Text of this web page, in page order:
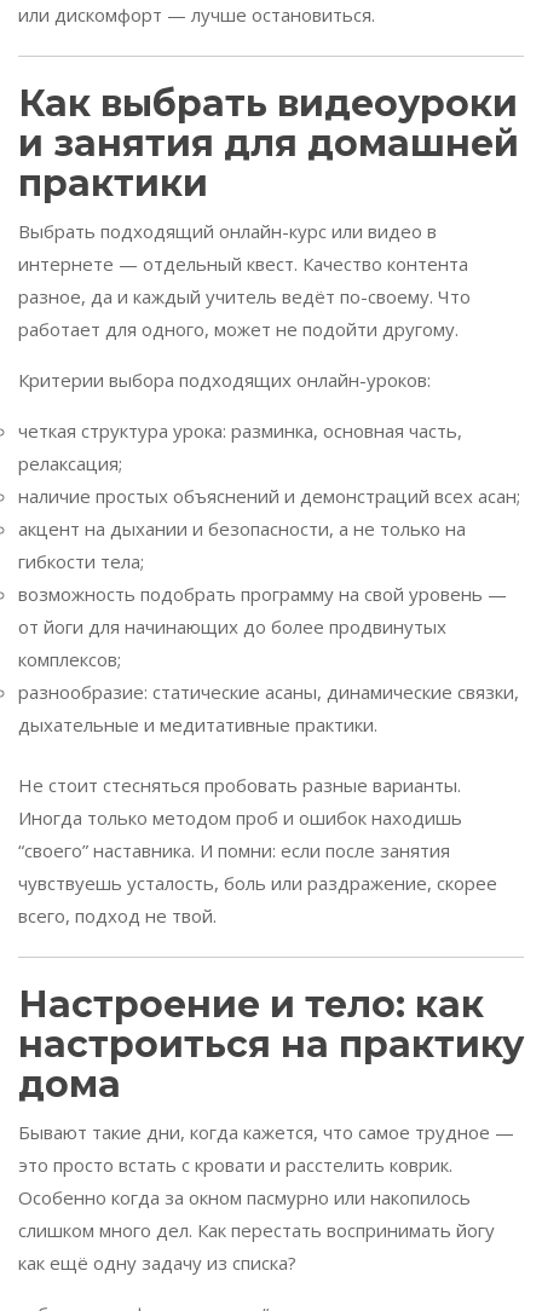
или дискомфорт — лучше остановиться.
Как выбрать видеоуроки
и занятия для домашней
практики
Выбрать подходящий онлайн-курс или видео в
интернете — отдельный квест. Качество контента
разное, да и каждый учитель ведёт по-своему. Что
работает для одного, может не подойти другому.
Критерии выбора подходящих онлайн-уроков:
четкая структура урока: разминка, основная часть,
релаксация;
наличие простых объяснений и демонстраций всех асан;
акцент на дыхании и безопасности, а не только на
гибкости тела;
возможность подобрать программу на свой уровень —
от йоги для начинающих до более продвинутых
комплексов;
разнообразие: статические асаны, динамические связки,
дыхательные и медитативные практики.
Не стоит стесняться пробовать разные варианты.
Иногда только методом проб и ошибок находишь
“своего” наставника. И помни: если после занятия
чувствуешь усталость, боль или раздражение, скорее
всего, подход не твой.
Настроение и тело: как
настроиться на практику
дома
Бывают такие дни, когда кажется, что самое трудное —
это просто встать с кровати и расстелить коврик.
Особенно когда за окном пасмурно или накопилось
слишком много дел. Как перестать воспринимать йогу
как ещё одну задачу из списка?